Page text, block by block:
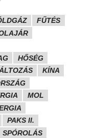
FŰTÉS
HŐSÉG
KÍNA
MOL
PAKS II.
SPÓROLÁS